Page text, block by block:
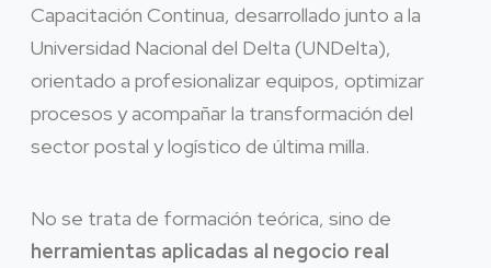
Capacitación Continua, desarrollado junto a la
Universidad Nacional del Delta (UNDelta),
orientado a profesionalizar equipos, optimizar
procesos y acompañar la transformación del
sector postal y logístico de última milla.
No se trata de formación teórica, sino de
herramientas aplicadas al negocio real